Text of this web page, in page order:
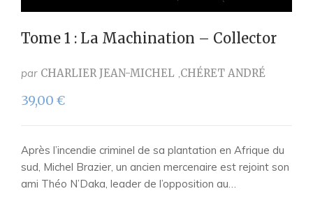
Tome 1 : La Machination – Collector
par CHARLIER JEAN-MICHEL CHÉRET ANDRÉ
39,00 €
Après l’incendie criminel de sa plantation en Afrique du
sud, Michel Brazier, un ancien mercenaire est rejoint son
ami Théo N’Daka, leader de l’opposition au…